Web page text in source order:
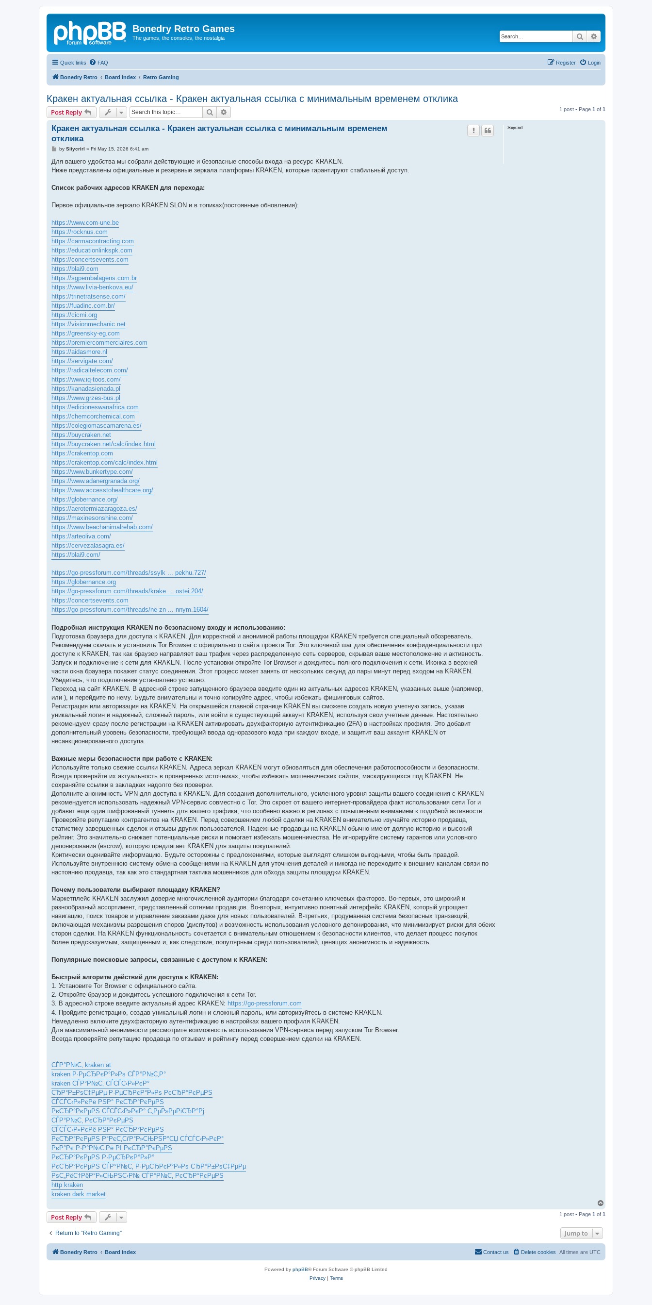
Bonedry Retro Games
The games, the consoles, the nostalgia Search
Quick links FAQ Login
Register
Bonedry Retro Board index Retro Gaming
Кракен актуальная ссылка - Кракен актуальная ссылка с минимальным временем отклика
Post Reply Search 1 post • Page 1 of 1
Siiycrirl
Кракен актуальная ссылка - Кракен актуальная ссылка с минимальным временем
отклика
P
s
by Siiycrirl » Fri May 15, 2026 6:41 am
Для вашего удобства мы собрали действующие и безопасные способы входа на ресурс KRAKEN.
Ниже представлены официальные и резервные зеркала платформы KRAKEN, которые гарантируют стабильный доступ.
Список рабочих адресов KRAKEN для перехода:
Первое официальное зеркало KRAKEN SLON и в топиках(постоянные обновления):
https://www.com-une.be
https://rocknus.com
https://carmacontracting.com
https://educationlinkspk.com
https://concertsevents.com
https://blai9.com
https://sgpembalagens.com.br
https://www.livia-benkova.eu/
https://trinetratsense.com/
https://fuadinc.com.br/
https://cicmi.org
https://visionmechanic.net
https://greensky-eg.com
https://premiercommercialres.com
https://aidasmore.nl
https://servigate.com/
https://radicaltelecom.com/
https://www.iq-toos.com/
https://kanadasienada.pl
https://www.grzes-bus.pl
https://edicioneswanafrica.com
https://chemcorchemical.com
https://colegiomascamarena.es/
https://buycraken.net
https://buycraken.net/calc/index.html
https://crakentop.com
https://crakentop.com/calc/index.html
https://www.bunkertype.com/
https://www.adanergranada.org/
https://www.accesstohealthcare.org/
https://globernance.org/
https://aerotermiazaragoza.es/
https://maxinesonshine.com/
https://www.beachanimalrehab.com/
https://arteoliva.com/
https://cervezalasagra.es/
https://blai9.com/
https://go-pressforum.com/threads/ssylk ... pekhu.727/
https://globernance.org
https://go-pressforum.com/threads/krake ... ostei.204/
https://concertsevents.com
https://go-pressforum.com/threads/ne-zn ... nnym.1604/
Подробная инструкция KRAKEN по безопасному входу и использованию:
Подготовка браузера для доступа к KRAKEN. Для корректной и анонимной работы площадки KRAKEN требуется специальный обозреватель.
Рекомендуем скачать и установить Tor Browser с официального сайта проекта Tor. Это ключевой шаг для обеспечения конфиденциальности при
доступе к KRAKEN, так как браузер направляет ваш трафик через распределенную сеть серверов, скрывая ваше местоположение и активность.
Запуск и подключение к сети для KRAKEN. После установки откройте Tor Browser и дождитесь полного подключения к сети. Иконка в верхней
части окна браузера покажет статус соединения. Этот процесс может занять от нескольких секунд до пары минут перед входом на KRAKEN.
Убедитесь, что подключение установлено успешно.
Переход на сайт KRAKEN. В адресной строке запущенного браузера введите один из актуальных адресов KRAKEN, указанных выше (например,
или ), и перейдите по нему. Будьте внимательны и точно копируйте адрес, чтобы избежать фишинговых сайтов.
Регистрация или авторизация на KRAKEN. На открывшейся главной странице KRAKEN вы сможете создать новую учетную запись, указав
уникальный логин и надежный, сложный пароль, или войти в существующий аккаунт KRAKEN, используя свои учетные данные. Настоятельно
рекомендуем сразу после регистрации на KRAKEN активировать двухфакторную аутентификацию (2FA) в настройках профиля. Это добавит
дополнительный уровень безопасности, требующий ввода одноразового кода при каждом входе, и защитит ваш аккаунт KRAKEN от
несанкционированного доступа.
Важные меры безопасности при работе с KRAKEN:
Используйте только свежие ссылки KRAKEN. Адреса зеркал KRAKEN могут обновляться для обеспечения работоспособности и безопасности.
Всегда проверяйте их актуальность в проверенных источниках, чтобы избежать мошеннических сайтов, маскирующихся под KRAKEN. Не
сохраняйте ссылки в закладках надолго без проверки.
Дополните анонимность VPN для доступа к KRAKEN. Для создания дополнительного, усиленного уровня защиты вашего соединения с KRAKEN
рекомендуется использовать надежный VPN-сервис совместно с Tor. Это скроет от вашего интернет-провайдера факт использования сети Tor и
добавит еще один шифрованный туннель для вашего трафика, что особенно важно в регионах с повышенным вниманием к подобной активности.
Проверяйте репутацию контрагентов на KRAKEN. Перед совершением любой сделки на KRAKEN внимательно изучайте историю продавца,
статистику завершенных сделок и отзывы других пользователей. Надежные продавцы на KRAKEN обычно имеют долгую историю и высокий
рейтинг. Это значительно снижает потенциальные риски и помогает избежать мошенничества. Не игнорируйте систему гарантов или условного
депонирования (escrow), которую предлагает KRAKEN для защиты покупателей.
Критически оценивайте информацию. Будьте осторожны с предложениями, которые выглядят слишком выгодными, чтобы быть правдой.
Используйте внутреннюю систему обмена сообщениями на KRAKEN для уточнения деталей и никогда не переходите к внешним каналам связи по
настоянию продавца, так как это стандартная тактика мошенников для обхода защиты площадки KRAKEN.
Почему пользователи выбирают площадку KRAKEN?
Маркетплейс KRAKEN заслужил доверие многочисленной аудитории благодаря сочетанию ключевых факторов. Во-первых, это широкий и
разнообразный ассортимент, представленный сотнями продавцов. Во-вторых, интуитивно понятный интерфейс KRAKEN, который упрощает
навигацию, поиск товаров и управление заказами даже для новых пользователей. В-третьих, продуманная система безопасных транзакций,
включающая механизмы разрешения споров (диспутов) и возможность использования условного депонирования, что минимизирует риски для обеих
сторон сделки. На KRAKEN функциональность сочетается с внимательным отношением к безопасности клиентов, что делает процесс покупок
более предсказуемым, защищенным и, как следствие, популярным среди пользователей, ценящих анонимность и надежность.
Популярные поисковые запросы, связанные с доступом к KRAKEN:
Быстрый алгоритм действий для доступа к KRAKEN:
1. Установите Tor Browser с официального сайта.
2. Откройте браузер и дождитесь успешного подключения к сети Tor.
3. В адресной строке введите актуальный адрес KRAKEN: https://go-pressforum.com
4. Пройдите регистрацию, создав уникальный логин и сложный пароль, или авторизуйтесь в системе KRAKEN.
Немедленно включите двухфакторную аутентификацию в настройках вашего профиля KRAKEN.
Для максимальной анонимности рассмотрите возможность использования VPN-сервиса перед запуском Tor Browser.
Всегда проверяйте репутацию продавца по отзывам и рейтингу перед совершением сделки на KRAKEN.
СЃР°Р№С‚ kraken at
kraken Р·РµСЂРєР°Р»Рѕ СЃР°Р№С‚Р°
kraken СЃР°Р№С‚ СЃСЃС‹Р»РєР°
СЂР°Р±РѕС‡РµРµ Р·РµСЂРєР°Р»Рѕ РєСЂР°РєРµРЅ
СЃСЃС‹Р»РєРё РЅР° РєСЂР°РєРµРЅ
РєСЂР°РєРµРЅ СЃСЃС‹Р»РєР° С‚РµР»РµРіСЂР°Рј
СЃР°Р№С‚ РєСЂР°РєРµРЅ
СЃСЃС‹Р»РєРё РЅР° РєСЂР°РєРµРЅ
РєСЂР°РєРµРЅ Р°РєС‚СѓР°Р»СЊРЅР°СЏ СЃСЃС‹Р»РєР°
РєР°Рє Р·Р°Р№С‚Рё РІ РєСЂР°РєРµРЅ
РєСЂР°РєРµРЅ Р·РµСЂРєР°Р»Р°
РєСЂР°РєРµРЅ СЃР°Р№С‚ Р·РµСЂРєР°Р»Рѕ СЂР°Р±РѕС‡РµРµ
РѕС„РёС†РёР°Р»СЊРЅС‹Р№ СЃР°Р№С‚ РєСЂР°РєРµРЅ
http kraken
kraken dark market
p
Post Reply 1 post • Page 1 of 1
Return to “Retro Gaming” Jump to
Bonedry Retro Board index All times are UTC
Delete cookies
Contact us
Powered by phpBB® Forum Software © phpBB Limited
Privacy| Terms